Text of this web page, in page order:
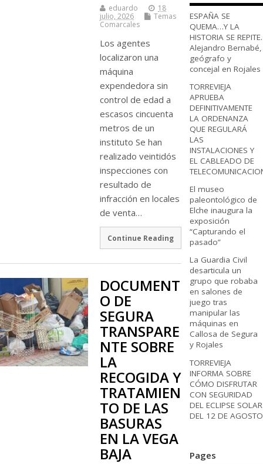
eduardo
18
julio, 2026
Temas
Comarcales
Los agentes
localizaron una
máquina
expendedora sin
control de edad a
escasos cincuenta
metros de un
instituto Se han
realizado veintidós
inspecciones con
resultado de
infracción en locales
de venta…
Continue Reading
DOCUMENT
O DE
SEGURA
TRANSPARE
NTE SOBRE
LA
RECOGIDA Y
TRATAMIEN
TO DE LAS
BASURAS
EN LA VEGA
BAJA
ESPAÑA SE
QUEMA…Y LA
HISTORIA SE REPITE.
Alejandro Bernabé,
geógrafo y
concejal en Rojales
TORREVIEJA
APRUEBA
DEFINITIVAMENTE
LA ORDENANZA
QUE REGULARÁ
LAS
INSTALACIONES Y
EL CABLEADO DE
El museo
paleontológico de
Elche inaugura la
exposición
“Capturando el
pasado”
La Guardia Civil
desarticula un
grupo que robaba
en salones de
juego tras
manipular las
máquinas en
Callosa de Segura
y Rojales
TORREVIEJA
INFORMA SOBRE
CÓMO DISFRUTAR
CON SEGURIDAD
DEL ECLIPSE SOLAR
DEL 12 DE AGOSTO
Pages